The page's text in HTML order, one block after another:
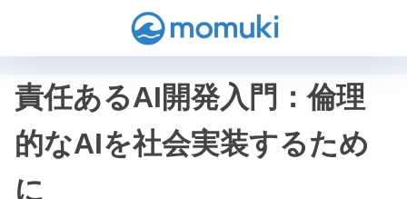
責任あるAI開発入門：倫理
的なAIを社会実装するため
に